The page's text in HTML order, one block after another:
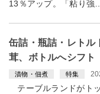
13％アップ。「粘り強
缶詰・瓶詰・レト
茸、ボトルへシフト
漬物・佃煮 特集
テーブルランドがト